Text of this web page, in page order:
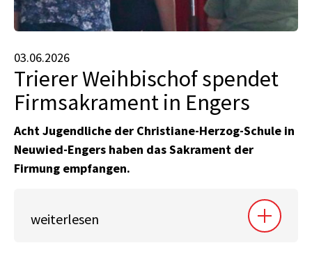
03.06.2026
Trierer Weihbischof spendet
Firmsakrament in Engers
Acht Jugendliche der Christiane-Herzog-Schule in
Neuwied-Engers haben das Sakrament der
Firmung empfangen.
weiterlesen